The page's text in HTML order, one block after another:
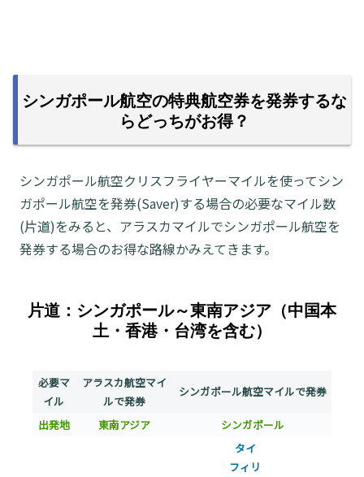
シンガポール航空の特典航空券を発券するな
らどっちがお得？
シンガポール航空クリスフライヤーマイルを使ってシン
ガポール航空を発券(Saver)する場合の必要なマイル数
(片道)をみると、アラスカマイルでシンガポール航空を
発券する場合のお得な路線かみえてきます。
片道：シンガポール～東南アジア（中国本
土・香港・台湾を含む）
必要マ
イル
アラスカ航空マイ
ルで発券
シンガポール航空マイルで発券
出発地 東南アジア シンガポール
タイ
フィリ